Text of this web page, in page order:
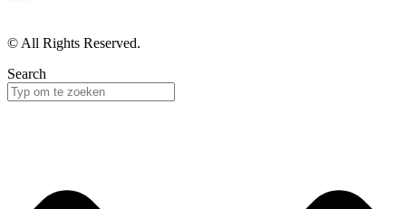
© All Rights Reserved.
Search